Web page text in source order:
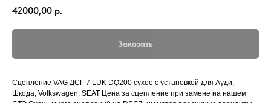
42000,00 р.
Заказать
Сцепление VAG ДСГ 7 LUK DQ200 сухое с установкой для Ауди,
Шкода, Volkswagen, SEAT Цена за сцепление при замене на нашем